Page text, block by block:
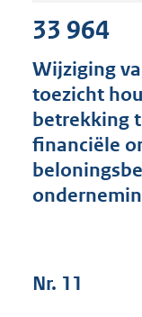
33 964
Wijziging
toezicht
betrekking
financiële
Nr. 11